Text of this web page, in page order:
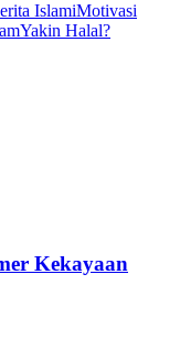
IslamiMotivasi
Yakin Halal?
Kekayaan